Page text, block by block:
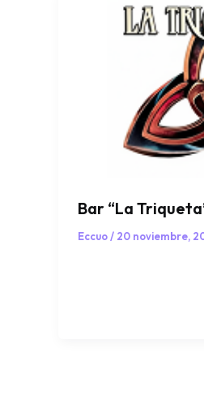
Bar “La
Eccuo/ 20 noviembre,